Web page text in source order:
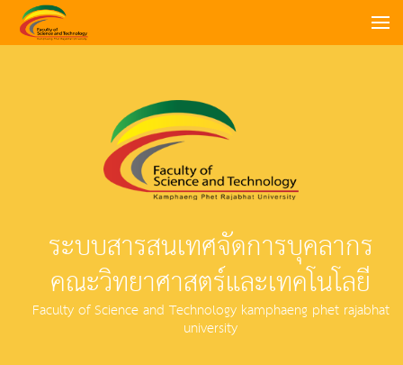
ระบบสารสนเทศจัดการบุคลากร
คณะวิทยาศาสตร์และเทคโนโลยี
Faculty of Science and Technology kamphaeng phet rajabhat
university